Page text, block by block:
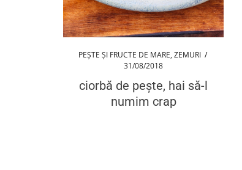
PEȘTE ȘI FRUCTE DE MARE, ZEMURI /
31/08/2018
ciorbă de pește, hai să-l
numim crap